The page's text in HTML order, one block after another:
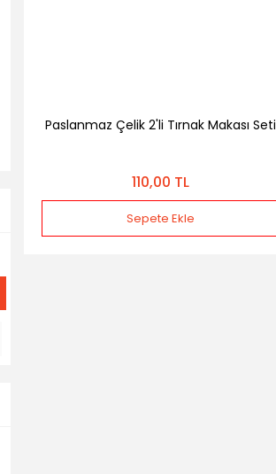
Paslanmaz Çelik 2'li Tırnak Makası Seti
110,00 TL
Sepete Ekle